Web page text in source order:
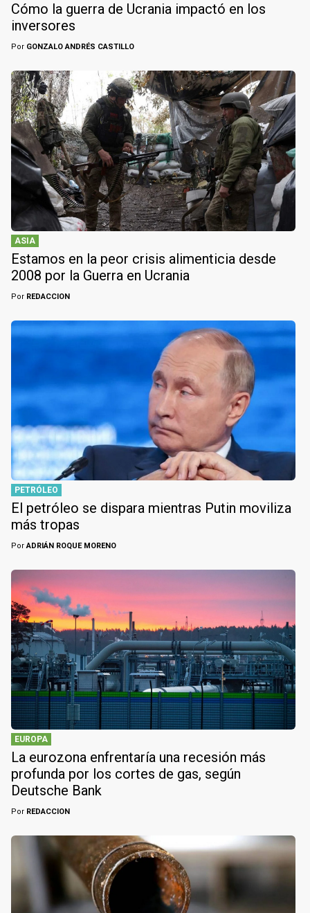
Cómo la guerra de Ucrania impactó en los
inversores
Por GONZALO ANDRÉS CASTILLO
ASIA
Estamos en la peor crisis alimenticia desde
2008 por la Guerra en Ucrania
Por REDACCION
PETRÓLEO
El petróleo se dispara mientras Putin moviliza
más tropas
PorADRIÁN ROQUE MORENO
EUROPA
La eurozona enfrentaría una recesión más
profunda por los cortes de gas, según
Deutsche Bank
Por REDACCION